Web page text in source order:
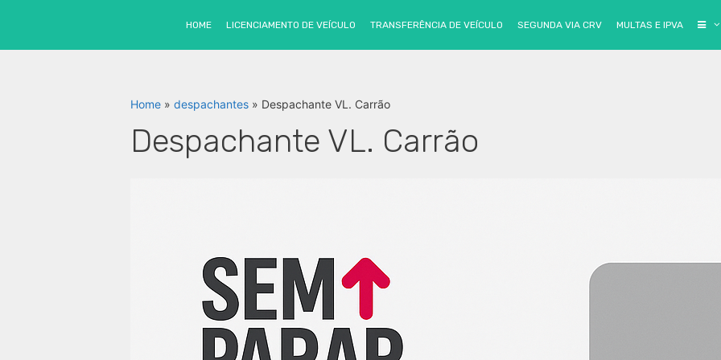
HOME LICENCIAMENTO DE VEÍCULO TRANSFERÊNCIA DE VEÍCULO SEGUNDA VIA CRV MULTAS E IPVA
Home » despachantes » Despachante VL. Carrão
Despachante VL. Carrão
SEM PARAR- Cupom exclusivo12 mensalidades GRÁTISno Sem Parar, Clique no botão e